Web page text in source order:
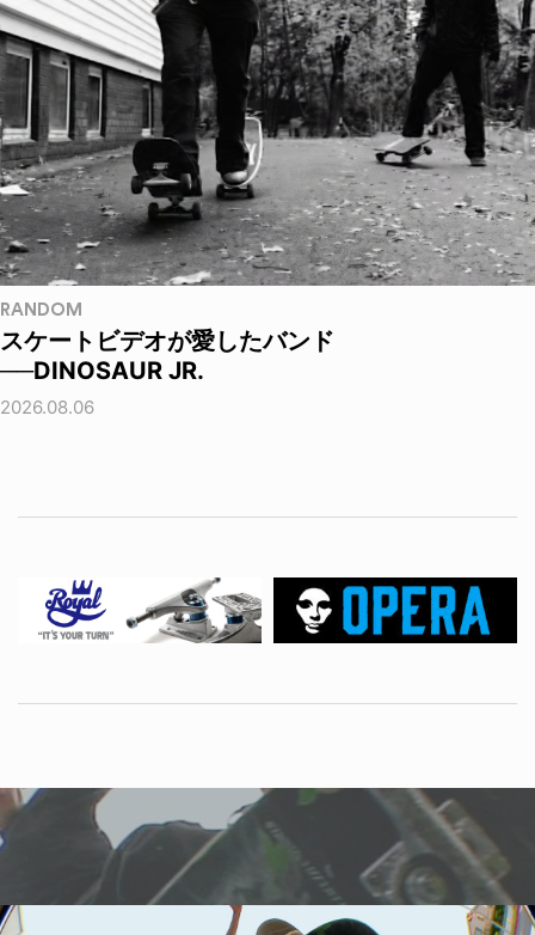
RANDOM
スケートビデオが愛したバンド
──DINOSAUR JR.
2026.08.06